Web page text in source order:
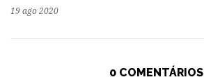
19 ago 2020
0 COMENTÁRIOS